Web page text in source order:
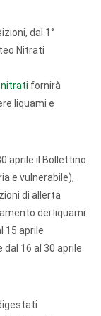
dal 1°
Nitrati
fornirà
liquami e
aprile il Bollettino
e vulnerabile),
di allerta
dei liquami
15 aprile
dal 16 al 30 aprile